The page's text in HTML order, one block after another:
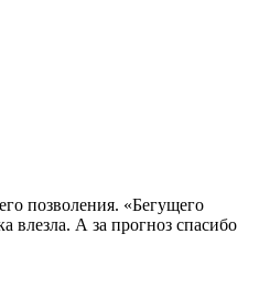
позволения. «Бегущего
влезла. А за прогноз спасибо